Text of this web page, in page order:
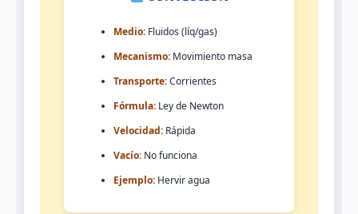
Medio: Fluidos (líq/gas)
Mecanismo: Movimiento masa
Transporte:Corrientes
Fórmula: Ley de Newton
Velocidad: Rápida
Vacío: No funciona
Ejemplo: Hervir agua